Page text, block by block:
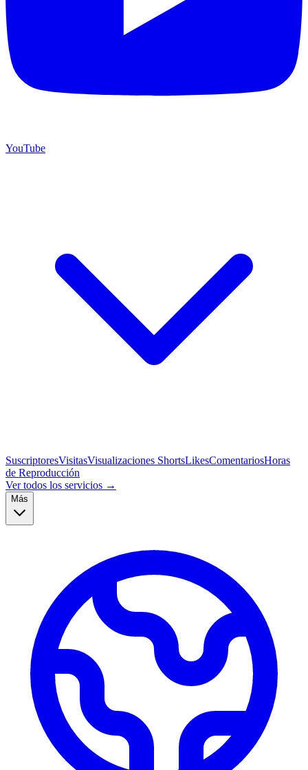
YouTube
SuscriptoresVisitasVisualizaciones ShortsLikesComentariosHoras
de Reproducción
Ver todos los servicios →
Más